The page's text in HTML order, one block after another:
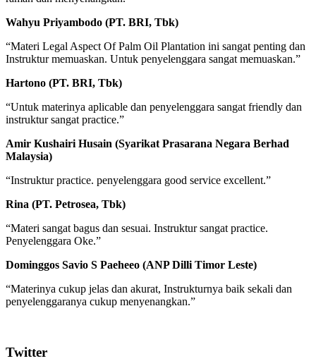
Wahyu Priyambodo (PT. BRI, Tbk)
“Materi Legal Aspect Of Palm Oil Plantation ini sangat penting dan
Instruktur memuaskan. Untuk penyelenggara sangat memuaskan.”
Hartono (PT. BRI, Tbk)
“Untuk materinya aplicable dan penyelenggara sangat friendly dan
instruktur sangat practice.”
Amir Kushairi Husain (Syarikat Prasarana Negara Berhad
Malaysia)
“Instruktur practice. penyelenggara good service excellent.”
Rina (PT. Petrosea, Tbk)
“Materi sangat bagus dan sesuai. Instruktur sangat practice.
Penyelenggara Oke.”
Dominggos Savio S Paeheeo (ANP Dilli Timor Leste)
“Materinya cukup jelas dan akurat, Instrukturnya baik sekali dan
penyelenggaranya cukup menyenangkan.”
Twitter